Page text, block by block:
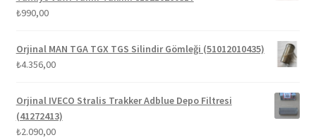
₺990,00
Orjinal MAN TGA TGX TGS Silindir Gömleği (51012010435)
₺4.356,00
Orjinal IVECO Stralis Trakker Adblue Depo Filtresi
(41272413)
₺2.090,00